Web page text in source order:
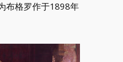
布格罗作于1898年